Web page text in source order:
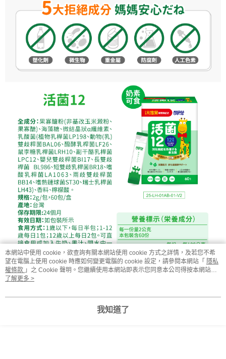
本網站中使用 cookie，欲查詢有關本網站使用 cookie 方式之詳情，及若您不希
望在電腦上使用 cookie 時應如何變更電腦的 cookie 設定，請參閱本網站「 隱私
權條款 」之 Cookie 聲明。您繼續使用本網站即表示您同意本公司得按本網站使
用條款之 Cookie 聲明使用 cookie。
了解更多 >
我知道了